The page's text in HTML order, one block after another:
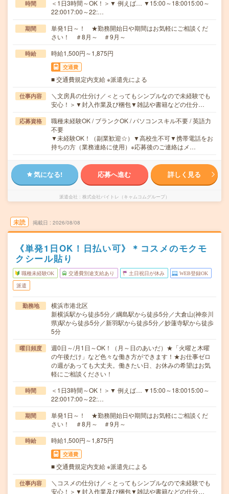
時間
＜1日3時間～OK！＞▼ 例えば… ▼15:00～18:0015:00～
22:0017:00～22:…
期間
単発1日～！ ★勤務開始日や期間はお気軽にご相談くだ
さい！ ＃8月～ ＃9月～
時給 時給1,500円～1,875円
交通費
■ 交通費規定内支給 ※派遣先による
仕事内容
＼文房具の仕分け／＜とってもシンプルなので未経験でも
安心！＞▼封入作業及び梱包▼雑誌や書籍などの仕分…
応募資格
職種未経験OK / ブランクOK / パソコンスキル不要 / 英語力
不要
▼未経験OK！（副業歓迎☆）▼高校生不可▼携帯電話をお
持ちの方（業務連絡に使用）※応募後のご連絡はメ…
気になる! 応募へ進む 詳しく見る
派遣会社 株式会社バイトレ（キャムコムグループ）
未読 掲載日 2026/08/08
《単発1日OK！日払い可》＊コスメのモクモ
クシール貼り
職種未経験OK 交通費別途支給あり 土日祝日が休み WEB登録OK
派遣
勤務地
横浜市港北区
新横浜駅から徒歩5分／綱島駅から徒歩5分／大倉山(神奈川
県)駅から徒歩5分／新羽駅から徒歩5分／妙蓮寺駅から徒歩
5分
曜日頻度
週0日～/月1日～OK！（月～日のあいだ）★「火曜と木曜
の午後だけ」など色々な働き方ができます！★お仕事ゼロ
の週があっても大丈夫。働きたい日、お休みの希望はお気
軽にご相談ください！
時間
＜1日3時間～OK！＞▼ 例えば… ▼15:00～18:0015:00～
22:0017:00～22:…
期間
単発1日～！ ★勤務開始日や期間はお気軽にご相談くだ
さい！ ＃8月～ ＃9月～
時給 時給1,500円～1,875円
交通費
■ 交通費規定内支給 ※派遣先による
仕事内容
＼コスメの仕分け／＜とってもシンプルなので未経験でも
安心！＞▼封入作業及び梱包▼雑誌や書籍などの仕分…